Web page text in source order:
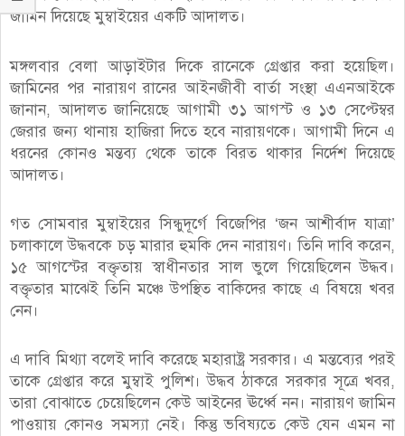
জামিন দিয়েছে মুম্বাইয়ের একটি আদালত।
মঙ্গলবার বেলা আড়াইটার দিকে রানেকে গ্রেপ্তার করা হয়েছিল।
জামিনের পর নারায়ণ রানের আইনজীবী বার্তা সংস্থা এএনআইকে
জানান, আদালত জানিয়েছে আগামী ৩১ আগস্ট ও ১৩ সেপ্টেম্বর
জেরার জন্য থানায় হাজিরা দিতে হবে নারায়ণকে। আগামী দিনে এ
ধরনের কোনও মন্তব্য থেকে তাকে বিরত থাকার নির্দেশ দিয়েছে
আদালত।
গত সোমবার মুম্বাইয়ের সিন্ধুদূর্গে বিজেপির ‘জন আশীর্বাদ যাত্রা’
চলাকালে উদ্ধবকে চড় মারার হুমকি দেন নারায়ণ। তিনি দাবি করেন,
১৫ আগস্টের বক্তৃতায় স্বাধীনতার সাল ভুলে গিয়েছিলেন উদ্ধব।
বক্তৃতার মাঝেই তিনি মঞ্চে উপস্থিত বাকিদের কাছে এ বিষয়ে খবর
নেন।
এ দাবি মিথ্যা বলেই দাবি করেছে মহারাষ্ট্র সরকার। এ মন্তব্যের পরই
তাকে গ্রেপ্তার করে মুম্বাই পুলিশ। উদ্ধব ঠাকরে সরকার সূত্রে খবর,
তারা বোঝাতে চেয়েছিলেন কেউ আইনের ঊর্ধ্বে নন। নারায়ণ জামিন
পাওয়ায় কোনও সমস্যা নেই। কিন্তু ভবিষ্যতে কেউ যেন এমন না